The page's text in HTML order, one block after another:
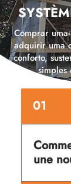
Comprar uma
adquirir uma
conforto,
simples
01
une